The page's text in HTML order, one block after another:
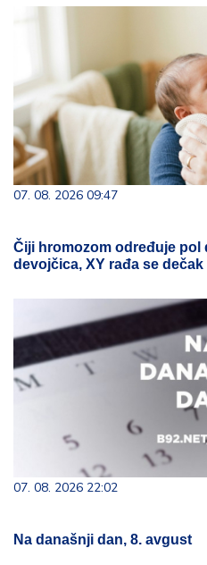
07. 08. 2026 09:47
Čiji hromozom određuje pol
devojčica, XY rađa se dečak
07. 08. 2026 22:02
Na današnji dan, 8. avgust